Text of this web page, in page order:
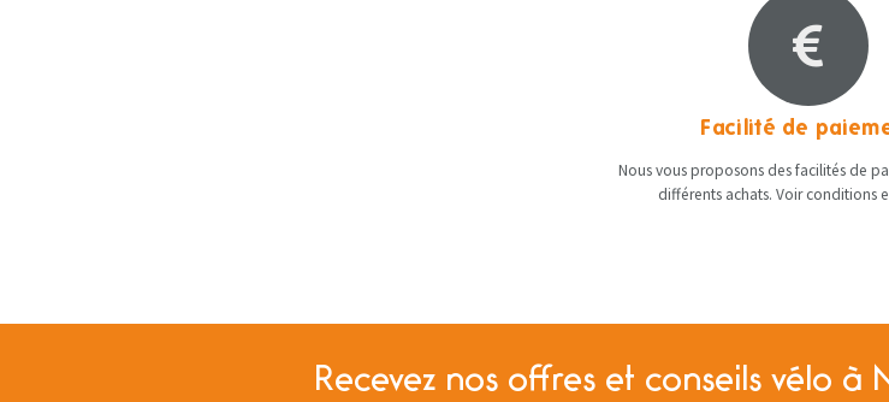
Facilité de
Nous vous proposons des facilités de
différents achats. Voir conditions
Recevez nos offres et conseils vélo à